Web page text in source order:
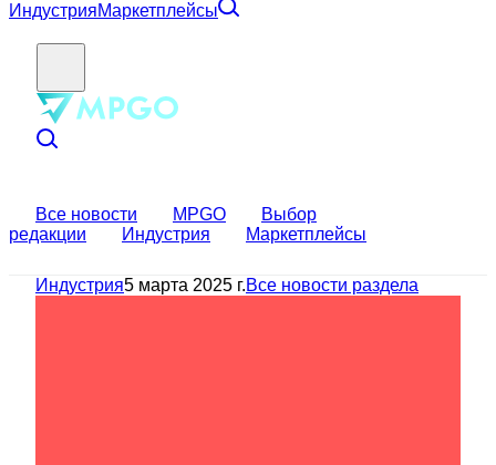
ИндустрияМаркетплейсы
Все новости MPGO
Выбор
редакции
Индустрия Маркетплейсы
Индустрия5 марта 2025 г.Все новости раздела